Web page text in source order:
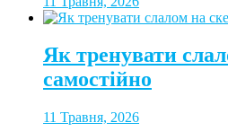
Як тренувати
самостійно
11 Травня, 2026